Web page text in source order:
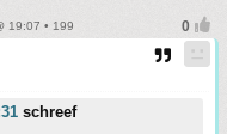
19:07 • 199
schreef